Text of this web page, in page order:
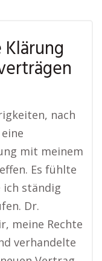
nach
mit meinem
Es fühlte
ich ständig
Dr.
meine Rechte
verhandelte